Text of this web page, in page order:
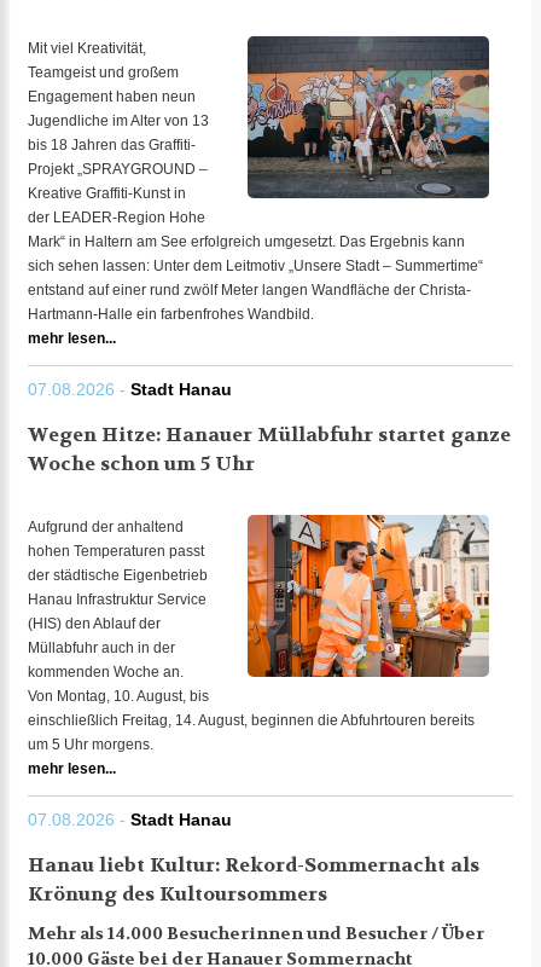
Mit viel Kreativität,
Teamgeist und großem
Engagement haben neun
Jugendliche im Alter von 13
bis 18 Jahren das Graffiti-
Projekt „SPRAYGROUND –
Kreative Graffiti-Kunst in
der LEADER-Region Hohe
Mark“ in Haltern am See erfolgreich umgesetzt. Das Ergebnis kann
sich sehen lassen: Unter dem Leitmotiv „Unsere Stadt – Summertime“
entstand auf einer rund zwölf Meter langen Wandfläche der Christa-
Hartmann-Halle ein farbenfrohes Wandbild.
mehr lesen...
07.08.2026 - Stadt Hanau
Wegen Hitze: Hanauer Müllabfuhr startet ganze
Woche schon um 5 Uhr
Aufgrund der anhaltend
hohen Temperaturen passt
der städtische Eigenbetrieb
Hanau Infrastruktur Service
(HIS) den Ablauf der
Müllabfuhr auch in der
kommenden Woche an.
Von Montag, 10. August, bis
einschließlich Freitag, 14. August, beginnen die Abfuhrtouren bereits
um 5 Uhr morgens.
mehr lesen...
07.08.2026 - Stadt Hanau
Hanau liebt Kultur: Rekord-Sommernacht als
Krönung des Kultoursommers
Mehr als 14.000 Besucherinnen und Besucher / Über
10.000 Gäste bei der Hanauer Sommernacht